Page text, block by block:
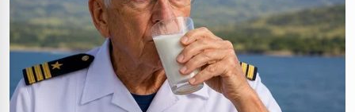
inteligência sejam processadas e novos pontos de
interesse no manguezal sejam explorados. O clima em
Coruripeé de extrema tensão, enquanto a comunidade
aguarda o desfecho de um dos casos mais sombrios da
história recente da segurança pública no litoral de